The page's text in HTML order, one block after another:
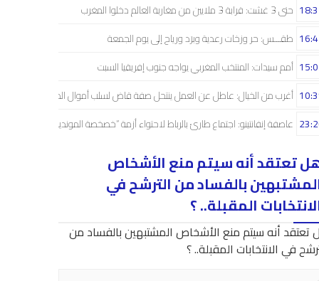
حتى 3 غشت: قرابة 3 ملايين من مغاربة العالم دخلوا المغرب
طقـــس: حر وزخات رعدية وبرَد ورياح إلى يوم الجمعة
أمم سيدات: المنتخب المغربي يواجه جنوب إفريقيا السبت
أغرب من الخيال: عاطل عن العمل ينتحل صفة قاض لسلب أموال الضحايا
عاصفة إنفانتينو: اجتماع طارئ بالرباط لاحتواء أزمة “خصخصة المونديال”
تعتقد أنه سيتم منع الأشخاص
بالفساد من الترشح في
المقبلة.. ؟
تعتقد أنه سيتم منع الأشخاص المشتبهين بالفساد من
في الانتخابات المقبلة.. ؟